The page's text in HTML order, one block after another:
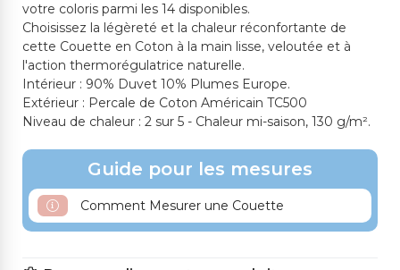
votre coloris parmi les 14 disponibles.
Choisissez la légèreté et la chaleur réconfortante de
cette Couette en Coton à la main lisse, veloutée et à
l'action thermorégulatrice naturelle.
Intérieur : 90% Duvet 10% Plumes Europe.
Extérieur : Percale de Coton Américain TC500
Niveau de chaleur : 2 sur 5 - Chaleur mi-saison, 130 g/m².
Guide pour les mesures
Comment Mesurer une Couette